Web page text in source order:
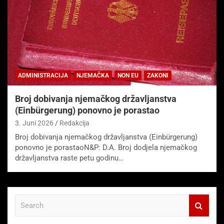
ADMINISTRACIJA NJEMAČKA NON EU ZAKONI
Broj dobivanja njemačkog državljanstva
(Einbürgerung) ponovno je porastao
3. Juni 2026 Redakcija
Broj dobivanja njemačkog državljanstva (Einbürgerung)
ponovno je porastaoN&P: D.A. Broj dodjela njemačkog
državljanstva raste petu godinu…